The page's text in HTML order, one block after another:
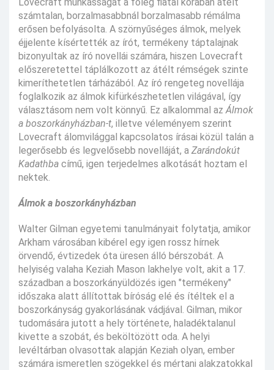
számtalan, borzalmasabbnál borzalmasabb rémálma
erősen befolyásolta. A szörnyűséges álmok, melyek
éjjelente kísértették az írót, termékeny táptalajnak
bizonyultak az író novellái számára, hiszen Lovecraft
előszeretettel táplálkozott az átélt rémségek szinte
kimeríthetetlen tárházából. Az író rengeteg novellája
foglalkozik az álmok kifürkészhetetlen világával, így
választásom nem volt könnyű. Ez alkalommal azÁlmok
a boszorkányházban-t, illetve véleményem szerint
Lovecraft álomvilággal kapcsolatos írásai közül talán a
legerősebb és legvelősebb novelláját, a Zarándokút
Kadathba című, igen terjedelmes alkotását hoztam el
nektek.
Álmok a boszorkányházban
Walter Gilman egyetemi tanulmányait folytatja, amikor
Arkham városában kibérel egy igen rossz hírnek
örvendő, évtizedek óta üresen álló bérszobát. A
helyiség valaha Keziah Mason lakhelye volt, akit a 17.
században a boszorkányüldözés igen "termékeny"
időszaka alatt állítottak bíróság elé és ítéltek el a
boszorkányság gyakorlásának vádjával. Gilman, mikor
tudomására jutott a hely története, haladéktalanul
kivette a szobát, és beköltözött oda. A helyi
levéltárban olvasottak alapján Keziah olyan, ember
számára ismeretlen szögekkel és mértani alakzatokkal